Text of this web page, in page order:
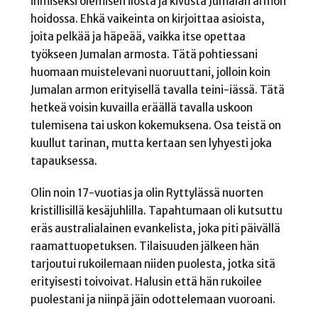
hoidossa. Ehkä vaikeinta on kirjoittaa asioista,
joita pelkää ja häpeää, vaikka itse opettaa
työkseen Jumalan armosta. Tätä pohtiessani
huomaan muistelevani nuoruuttani, jolloin koin
Jumalan armon erityisellä tavalla teini-iässä. Tätä
hetkeä voisin kuvailla eräällä tavalla uskoon
tulemisena tai uskon kokemuksena. Osa teistä on
kuullut tarinan, mutta kertaan sen lyhyesti joka
tapauksessa.
Olin noin 17-vuotias ja olin Ryttylässä nuorten
kristillisillä kesäjuhlilla. Tapahtumaan oli kutsuttu
eräs australialainen evankelista, joka piti päivällä
raamattuopetuksen. Tilaisuuden jälkeen hän
tarjoutui rukoilemaan niiden puolesta, jotka sitä
erityisesti toivoivat. Halusin että hän rukoilee
puolestani ja niinpä jäin odottelemaan vuoroani.